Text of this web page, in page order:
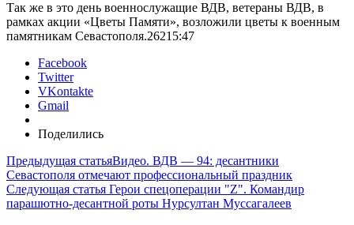
Так же в это день военнослужащие ВДВ, ветераны ВДВ, в
рамках акции «Цветы Памяти», возложили цветы к военным
памятникам Севастополя.26215:47
Facebook
Twitter
VKontakte
Gmail
Поделились
Предыдущая статьяВидео. ВДВ — 94: десантники
Севастополя отмечают профессиональный праздник
Следующая статья Герои спецоперации "Z". Командир
парашютно-десантной роты Нурсултан Муссагалеев